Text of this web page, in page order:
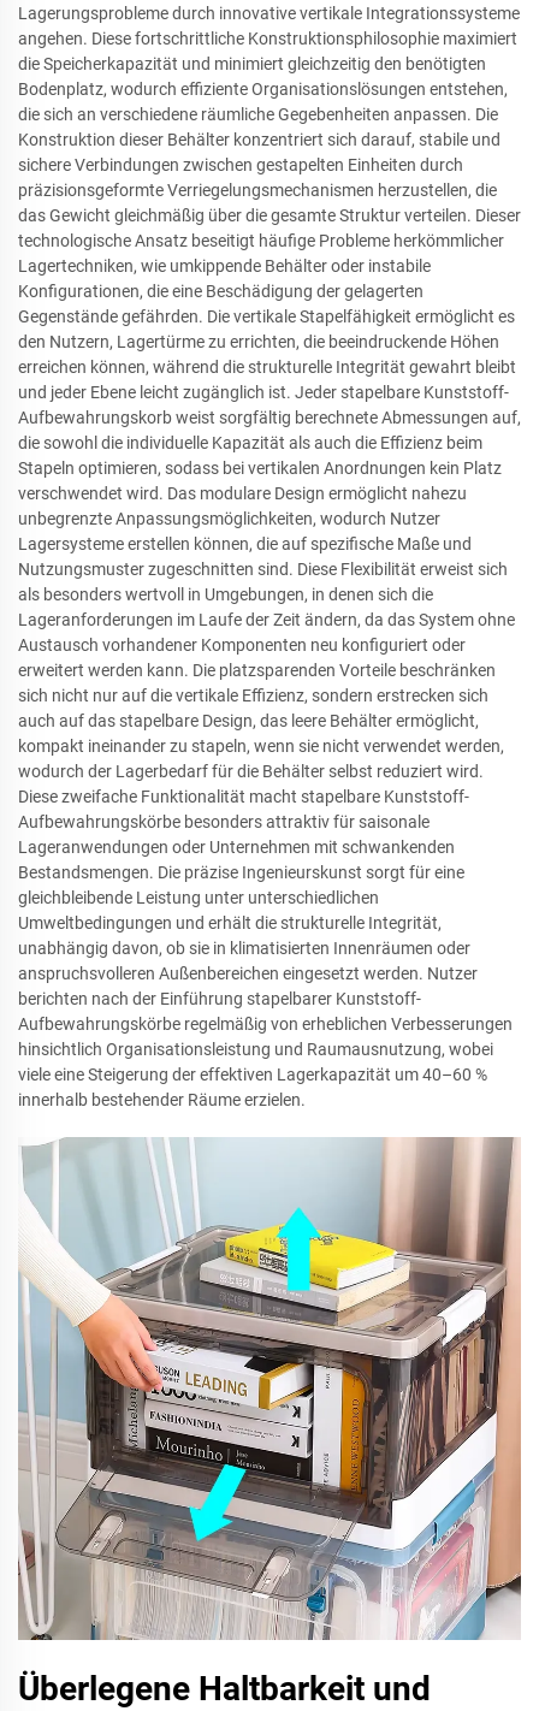
Lagerungsprobleme durch innovative vertikale Integrationssysteme
angehen. Diese fortschrittliche Konstruktionsphilosophie maximiert
die Speicherkapazität und minimiert gleichzeitig den benötigten
Bodenplatz, wodurch effiziente Organisationslösungen entstehen,
die sich an verschiedene räumliche Gegebenheiten anpassen. Die
Konstruktion dieser Behälter konzentriert sich darauf, stabile und
sichere Verbindungen zwischen gestapelten Einheiten durch
präzisionsgeformte Verriegelungsmechanismen herzustellen, die
das Gewicht gleichmäßig über die gesamte Struktur verteilen. Dieser
technologische Ansatz beseitigt häufige Probleme herkömmlicher
Lagertechniken, wie umkippende Behälter oder instabile
Konfigurationen, die eine Beschädigung der gelagerten
Gegenstände gefährden. Die vertikale Stapelfähigkeit ermöglicht es
den Nutzern, Lagertürme zu errichten, die beeindruckende Höhen
erreichen können, während die strukturelle Integrität gewahrt bleibt
und jeder Ebene leicht zugänglich ist. Jeder stapelbare Kunststoff-
Aufbewahrungskorb weist sorgfältig berechnete Abmessungen auf,
die sowohl die individuelle Kapazität als auch die Effizienz beim
Stapeln optimieren, sodass bei vertikalen Anordnungen kein Platz
verschwendet wird. Das modulare Design ermöglicht nahezu
unbegrenzte Anpassungsmöglichkeiten, wodurch Nutzer
Lagersysteme erstellen können, die auf spezifische Maße und
Nutzungsmuster zugeschnitten sind. Diese Flexibilität erweist sich
als besonders wertvoll in Umgebungen, in denen sich die
Lageranforderungen im Laufe der Zeit ändern, da das System ohne
Austausch vorhandener Komponenten neu konfiguriert oder
erweitert werden kann. Die platzsparenden Vorteile beschränken
sich nicht nur auf die vertikale Effizienz, sondern erstrecken sich
auch auf das stapelbare Design, das leere Behälter ermöglicht,
kompakt ineinander zu stapeln, wenn sie nicht verwendet werden,
wodurch der Lagerbedarf für die Behälter selbst reduziert wird.
Diese zweifache Funktionalität macht stapelbare Kunststoff-
Aufbewahrungskörbe besonders attraktiv für saisonale
Lageranwendungen oder Unternehmen mit schwankenden
Bestandsmengen. Die präzise Ingenieurskunst sorgt für eine
gleichbleibende Leistung unter unterschiedlichen
Umweltbedingungen und erhält die strukturelle Integrität,
unabhängig davon, ob sie in klimatisierten Innenräumen oder
anspruchsvolleren Außenbereichen eingesetzt werden. Nutzer
berichten nach der Einführung stapelbarer Kunststoff-
Aufbewahrungskörbe regelmäßig von erheblichen Verbesserungen
hinsichtlich Organisationsleistung und Raumausnutzung, wobei
viele eine Steigerung der effektiven Lagerkapazität um 40–60 %
innerhalb bestehender Räume erzielen.
Überlegene Haltbarkeit und